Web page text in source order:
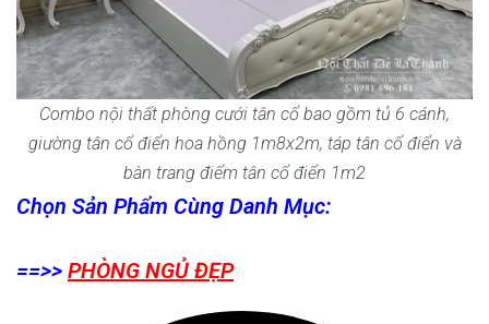
Combo nội thất phòng cưới tân cổ bao gồm tủ 6 cánh,
giường tân cổ điển hoa hồng 1m8x2m, táp tân cổ điển và
bàn trang điểm tân cổ điển 1m2
Chọn Sản Phẩm Cùng Danh Mục:
==>> PHÒNG NGỦ ĐẸP